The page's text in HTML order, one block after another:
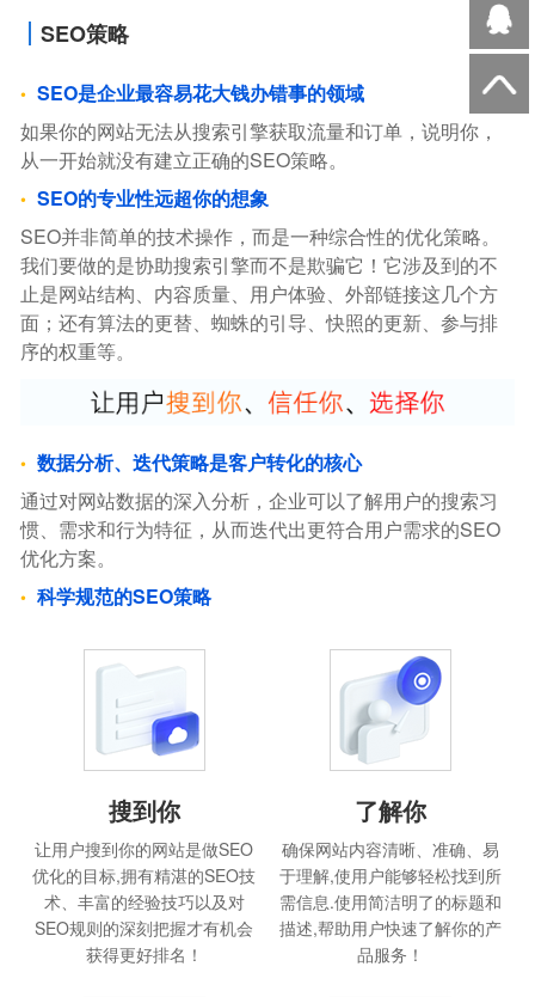
SEO策略
SEO是企业最容易花大钱办错事的领域
如果你的网站无法从搜索引擎获取流量和订单，说明你，
从一开始就没有建立正确的SEO策略。
SEO的专业性远超你的想象
SEO并非简单的技术操作，而是一种综合性的优化策略。
我们要做的是协助搜索引擎而不是欺骗它！它涉及到的不
止是网站结构、内容质量、用户体验、外部链接这几个方
面；还有算法的更替、蜘蛛的引导、快照的更新、参与排
序的权重等。
数据分析、迭代策略是客户转化的核心
通过对网站数据的深入分析，企业可以了解用户的搜索习
惯、需求和行为特征，从而迭代出更符合用户需求的SEO
优化方案。
科学规范的SEO策略
搜到你
让用户搜到你的网站是做SEO
优化的目标,拥有精湛的SEO技
术、丰富的经验技巧以及对
SEO规则的深刻把握才有机会
获得更好排名！
了解你
确保网站内容清晰、准确、易
于理解,使用户能够轻松找到所
需信息.使用简洁明了的标题和
描述,帮助用户快速了解你的产
品服务！